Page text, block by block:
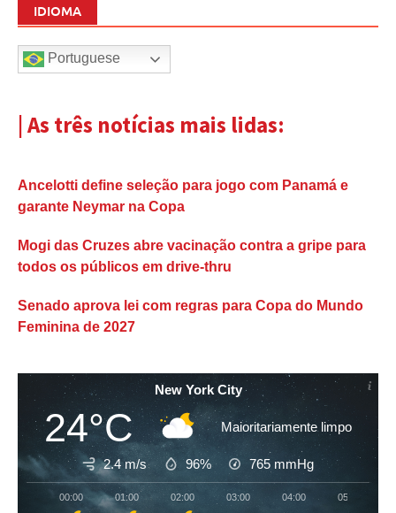
IDIOMA
Portuguese
| As três notícias mais lidas:
Ancelotti define seleção para jogo com Panamá e
garante Neymar na Copa
Mogi das Cruzes abre vacinação contra a gripe para
todos os públicos em drive-thru
Senado aprova lei com regras para Copa do Mundo
Feminina de 2027
New York City
24°C Maioritariamente limpo
2.4 m/s 96% 765 mmHg
00:00 01:00 02:00 03:00 04:00 05:00